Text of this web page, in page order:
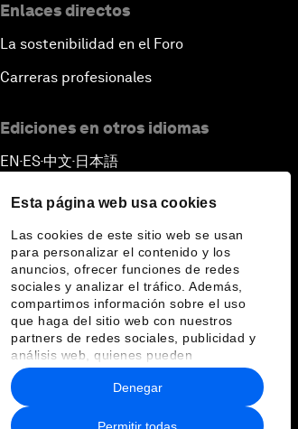
Esta página web usa cookies
Las cookies de este sitio web se usan
para personalizar el contenido y los
anuncios, ofrecer funciones de redes
sociales y analizar el tráfico. Además,
compartimos información sobre el uso
que haga del sitio web con nuestros
partners de redes sociales, publicidad y
análisis web, quienes pueden
combinarla con otra información que les
haya proporcionado o que hayan
recopilado a partir del uso que haya
hecho de sus servicios.
Permitir todas
Denegar
Enlaces directos
La sostenibilidad en el Foro
Carreras profesionales
Ediciones en otros idiomas
EN ▪ES▪中文▪ 日本語